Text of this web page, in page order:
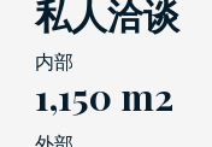
私人洽谈
内部
1,150 m2